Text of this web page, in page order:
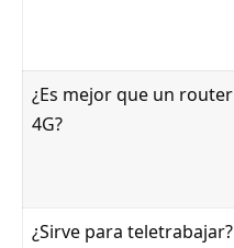
¿Es mejor que un router
4G?
¿Sirve para teletrabajar?